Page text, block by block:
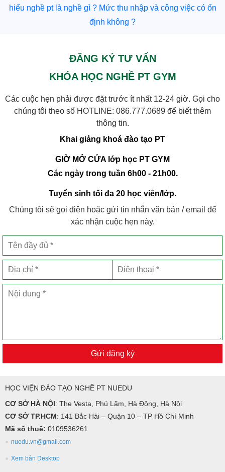
hiểu nghề pt là nghề gì ? Mức thu nhập và công việc có ổn
định không ?
ĐĂNG KÝ TƯ VẤN
KHÓA HỌC NGHỀ PT GYM
Các cuộc hẹn phải được đặt trước ít nhất 12-24 giờ. Gọi cho
chúng tôi theo số HOTLINE: 086.777.0689 để biết thêm
thông tin.
Khai giảng khoá đào tạo PT
GIỜ MỞ CỬA lớp học PT GYM
Các ngày trong tuần 6h00 - 21h00.
Tuyển sinh tối đa 20 học viên/lớp.
Chúng tôi sẽ gọi điện hoặc gửi tin nhắn văn bản / email để
xác nhận cuộc hẹn này.
Gửi đăng ký
HỌC VIỆN ĐÀO TẠO NGHỀ PT NUEDU
CƠ SỞ HÀ NỘI: The Vesta, Phú Lãm, Hà Đông, Hà Nội
CƠ SỞ TP.HCM: 141 Bắc Hải – Quận 10 – TP Hồ Chí Minh
Mã số thuế: 0109536261
nuedu.vn@gmail.com
Xem bản Desktop